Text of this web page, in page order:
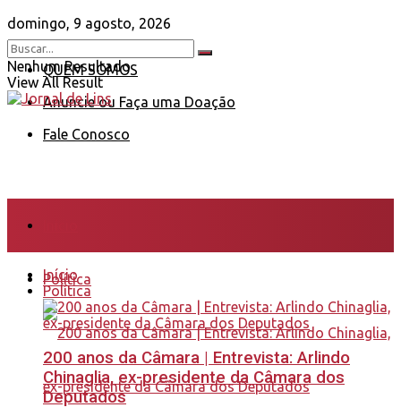
domingo, 9 agosto, 2026
QUEM SOMOS
Anuncie ou Faça uma Doação
Fale Conosco
Nenhum Resultado
View All Result
Política
Início
Política
200 anos da Câmara | Entrevista: Arlindo
Chinaglia, ex-presidente da Câmara dos
Deputados